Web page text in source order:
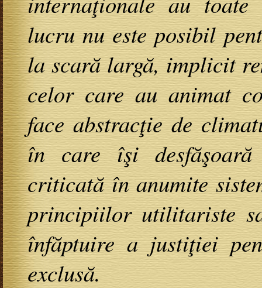
lucru nu este posibil
la scară largă, implicit
celor care au animat
face abstracţie de
în care îşi
criticată în anumite
principiilor utilitariste
înfăptuire a justiţiei
exclusă.